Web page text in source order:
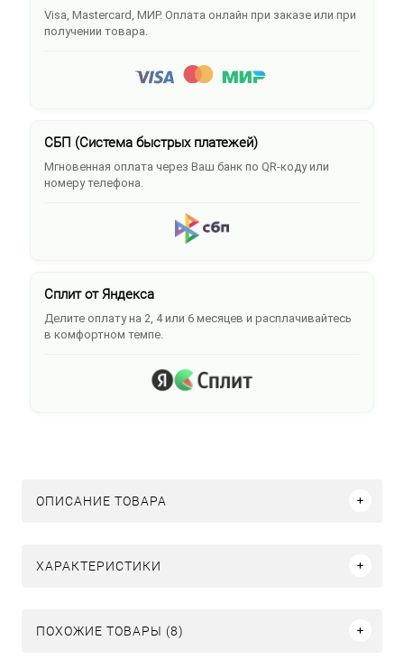
Visa, Mastercard, МИР. Оплата онлайн при заказе или при
получении товара.
СБП (Система быстрых платежей)
Мгновенная оплата через Ваш банк по QR-коду или
номеру телефона.
Сплит от Яндекса
Делите оплату на 2, 4 или 6 месяцев и расплачивайтесь
в комфортном темпе.
ОПИСАНИЕ ТОВАРА
ХАРАКТЕРИСТИКИ
ПОХОЖИЕ ТОВАРЫ (8)